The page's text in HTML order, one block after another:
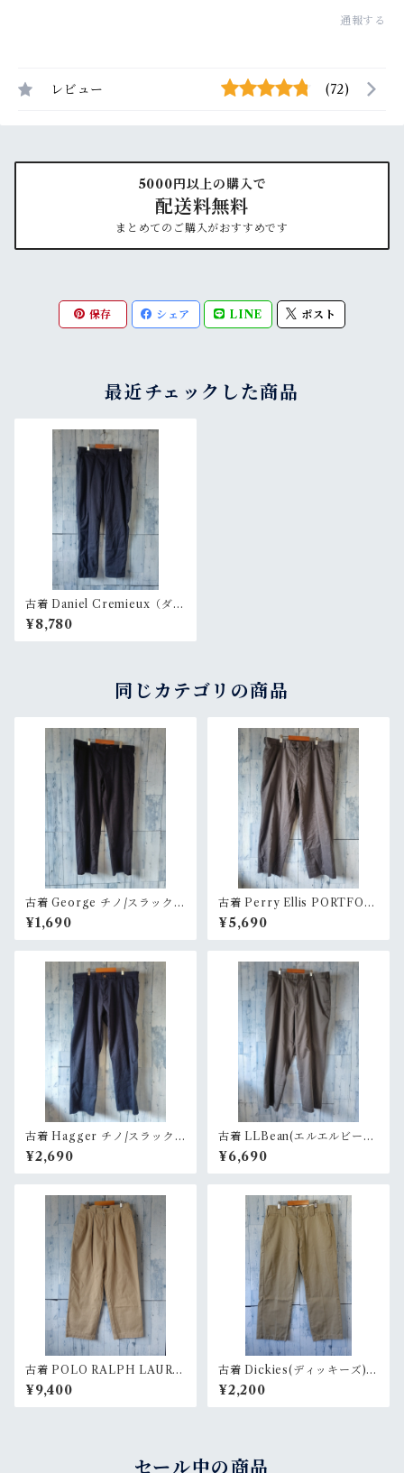
通報する
レビュー (72)
5000円以上の購入で
配送料無料
まとめてのご購入がおすすめです
保存 シェア LINE ポスト
最近チェックした商品
古着 Daniel Cremieux（ダニ
エル・クレミュ）32✕32 Ran
kC
¥8,780
同じカテゴリの商品
古着 George チノ/スラックス
サイズ36×30 ブラック系 Ran
kB
¥1,690
古着 Perry Ellis PORTFOLI
O サイズ36×29 グレー系 Ran
kB
¥5,690
古着 Hagger チノ/スラック
ス サイズ38×30 ネイビー系 R
ankB
¥2,690
古着 LLBean(エルエルビー
ン) チノ/スラックス サイズ42
グレー系 RankC
¥6,690
古着 POLO RALPH LAURE
N ワイド ツータックチノ size
28 RankB
¥9,400
古着 Dickies(ディッキーズ) 8
74 ワークパンツ チノ サイズ3
2 ベージュ系 RankB
¥2,200
セール中の商品